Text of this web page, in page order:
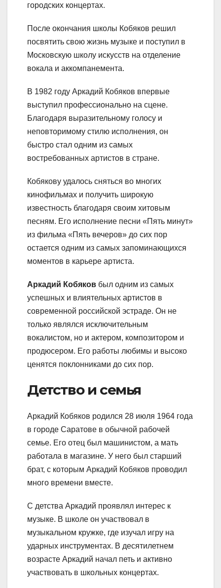
городских концертах.
После окончания школы Кобяков решил
посвятить свою жизнь музыке и поступил в
Московскую школу искусств на отделение
вокала и аккомпанемента.
В 1982 году Аркадий Кобяков впервые
выступил профессионально на сцене.
Благодаря выразительному голосу и
неповторимому стилю исполнения, он
быстро стал одним из самых
востребованных артистов в стране.
Кобякову удалось сняться во многих
кинофильмах и получить широкую
известность благодаря своим хитовым
песням. Его исполнение песни «Пять минут»
из фильма «Пять вечеров» до сих пор
остается одним из самых запоминающихся
моментов в карьере артиста.
Аркадий Кобяков был одним из самых
успешных и влиятельных артистов в
современной российской эстраде. Он не
только являлся исключительным
вокалистом, но и актером, композитором и
продюсером. Его работы любимы и высоко
ценятся поклонниками до сих пор.
Детство и семья
Аркадий Кобяков родился 28 июля 1964 года
в городе Саратове в обычной рабочей
семье. Его отец был машинистом, а мать
работала в магазине. У него был старший
брат, с которым Аркадий Кобяков проводил
много времени вместе.
С детства Аркадий проявлял интерес к
музыке. В школе он участвовал в
музыкальном кружке, где изучал игру на
ударных инструментах. В десятилетнем
возрасте Аркадий начал петь и активно
участвовать в школьных концертах.